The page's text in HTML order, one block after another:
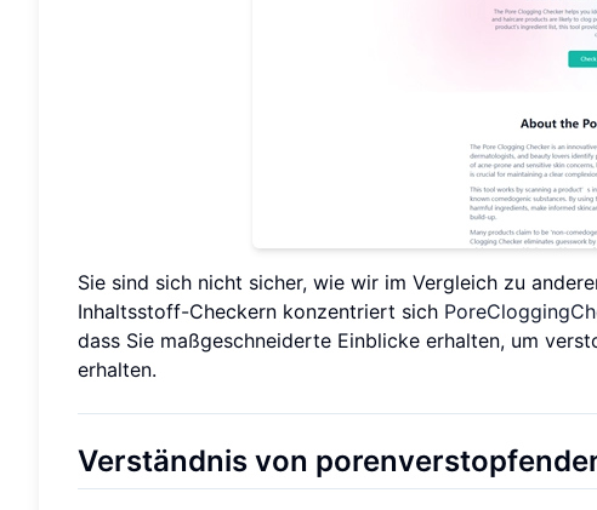
Sie sind sich nicht sicher, wie wir im Vergleich zu
Inhaltsstoff-Checkern konzentriert sich
dass Sie maßgeschneiderte Einblicke erhalten, um
erhalten.
Verständnis von